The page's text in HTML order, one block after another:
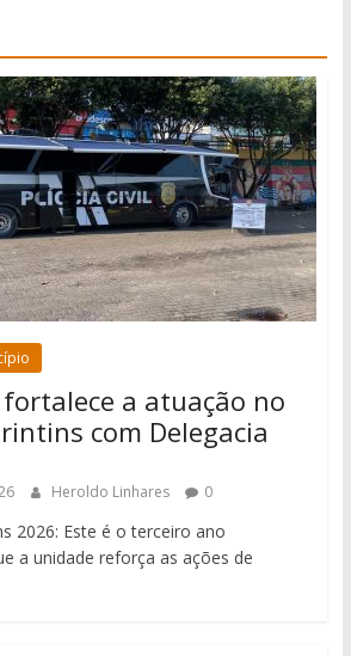
fortalece a atuação no
com Delegacia
Heroldo Linhares 0
2026: Este é o terceiro ano
a unidade reforça as ações de